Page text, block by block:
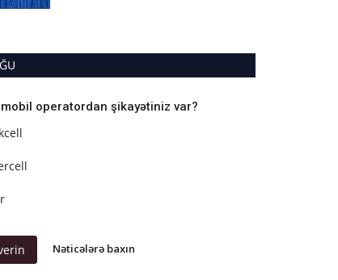
mobil operatordan şikayətiniz var?
Nəticələrə baxın